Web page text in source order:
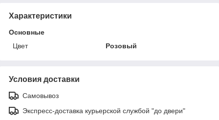
Характеристики
Основные
Цвет
Розовый
Условия доставки
Самовывоз
Экспресс-доставка курьерской службой "до двери"